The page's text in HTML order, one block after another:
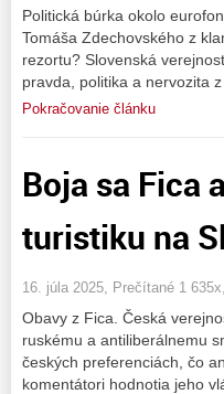
Politická búrka okolo
Tomáša Zdechovského z
rezortu? Slovenská
pravda, politika a nervozita
Pokračovanie článku
Boja sa Fica
turistiku na
16. júla 2025, Prečítané 1 635x,
Obavy z Fica. Česká
ruskému a antiliberálnemu
českých preferenciách, čo
komentátori hodnotia jeho